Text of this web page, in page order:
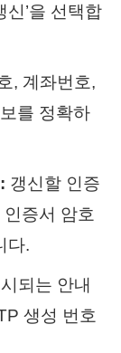
신’을 선택합
, 계좌번호,
를 정확하
갱신할 인증
증서 암호
다.
되는 안내
생성 번호